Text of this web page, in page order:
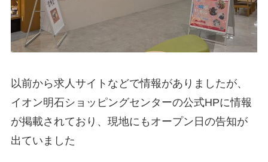
以前から求人サイトなどで情報がありましたが、
イオン明石ショッピングセンターの公式HPに情報
が掲載されており、現地にもオープン日の告知が
出ていました